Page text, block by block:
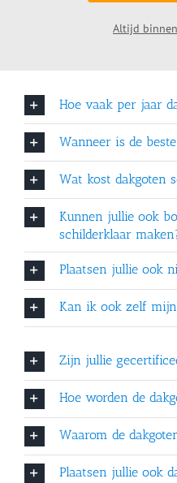
Altijd
Hoe vaak per jaar
Wanneer is de
Wat kost dakgoten
Kunnen jullie ook
schilderklaar
Plaatsen jullie ook
Kan ik ook zelf mijn
Zijn jullie
Hoe worden de
Waarom de
Plaatsen jullie ook